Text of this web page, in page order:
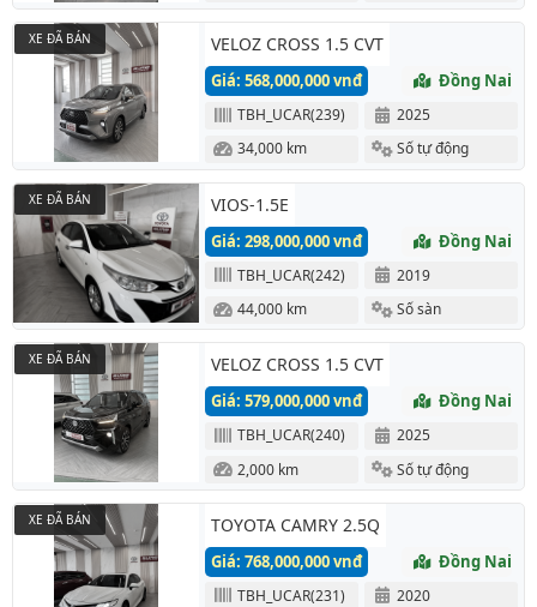
VELOZ CROSS 1.5 CVT
Giá: 568,000,000 vnđ Đồng Nai
TBH_UCAR(239)
2025
34,000 km
Số tự động
XE ĐÃ BÁN
VIOS-1.5E
Giá: 298,000,000 vnđ Đồng Nai
TBH_UCAR(242)
2019
44,000 km
Số sàn
XE ĐÃ BÁN
VELOZ CROSS 1.5 CVT
Giá: 579,000,000 vnđ Đồng Nai
TBH_UCAR(240)
2025
2,000 km
Số tự động
XE ĐÃ BÁN
TOYOTA CAMRY 2.5Q
Giá: 768,000,000 vnđ Đồng Nai
TBH_UCAR(231)
2020
XE ĐÃ BÁN